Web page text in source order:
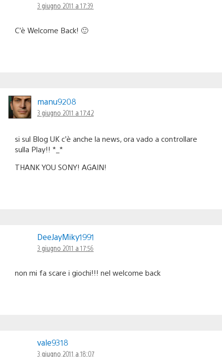
3 giugno 2011 a 17:39
C’è Welcome Back! 🙂
manu9208
3 giugno 2011 a 17:42
si sul Blog UK c’è anche la news, ora vado a controllare
sulla Play!! *_*
THANK YOU SONY! AGAIN!
DeeJayMiky1991
3 giugno 2011 a 17:56
non mi fa scare i giochi!!! nel welcome back
vale9318
3 giugno 2011 a 18:07